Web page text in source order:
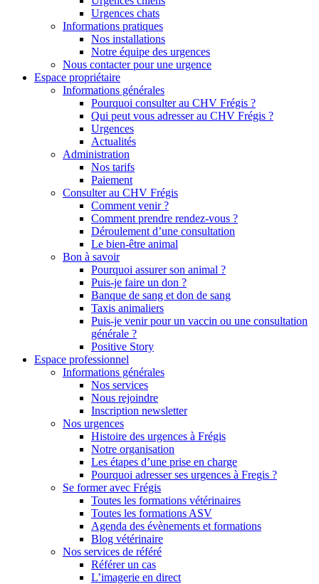
Urgences chats
Informations pratiques
Nos installations
Notre équipe des urgences
Nous contacter pour une urgence
Espace propriétaire
Informations générales
Pourquoi consulter au CHV Frégis ?
Qui peut vous adresser au CHV Frégis ?
Urgences
Actualités
Administration
Nos tarifs
Paiement
Consulter au CHV Frégis
Comment venir ?
Comment prendre rendez-vous ?
Déroulement d’une consultation
Le bien-être animal
Bon à savoir
Pourquoi assurer son animal ?
Puis-je faire un don ?
Banque de sang et don de sang
Taxis animaliers
Puis-je venir pour un vaccin ou une consultation
générale ?
Positive Story
Espace professionnel
Informations générales
Nos services
Nous rejoindre
Inscription newsletter
Nos urgences
Histoire des urgences à Frégis
Notre organisation
Les étapes d’une prise en charge
Pourquoi adresser ses urgences à Fregis ?
Se former avec Frégis
Toutes les formations vétérinaires
Toutes les formations ASV
Agenda des évènements et formations
Blog vétérinaire
Nos services de référé
Référer un cas
L’imagerie en direct